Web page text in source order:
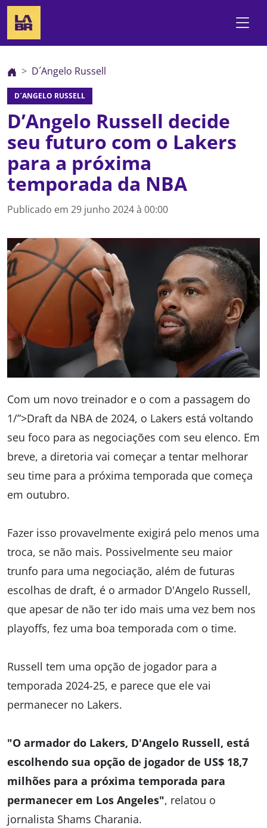
D´Angelo Russell
D´ANGELO RUSSELL
D’Angelo Russell decide
seu futuro com o Lakers
para a próxima
temporada da NBA
Publicado em 29 junho 2024 à 00:00
Com um novo treinador e o com a passagem do
1/”>Draft da NBA de 2024, o Lakers está voltando
seu foco para as negociações com seu elenco. Em
breve, a diretoria vai começar a tentar melhorar
seu time para a próxima temporada que começa
em outubro.
Fazer isso provavelmente exigirá pelo menos uma
troca, se não mais. Possivelmente seu maior
trunfo para uma negociação, além de futuras
escolhas de draft, é o armador D'Angelo Russell,
que apesar de não ter ido mais uma vez bem nos
playoffs, fez uma boa temporada com o time.
Russell tem uma opção de jogador para a
temporada 2024-25, e parece que ele vai
permanecer no Lakers.
"O armador do Lakers, D'Angelo Russell, está
escolhendo sua opção de jogador de US$ 18,7
milhões para a próxima temporada para
permanecer em Los Angeles", relatou o
jornalista Shams Charania.